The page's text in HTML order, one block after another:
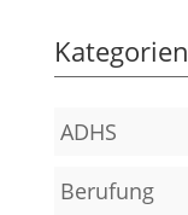
Kategorien
ADHS
Berufung